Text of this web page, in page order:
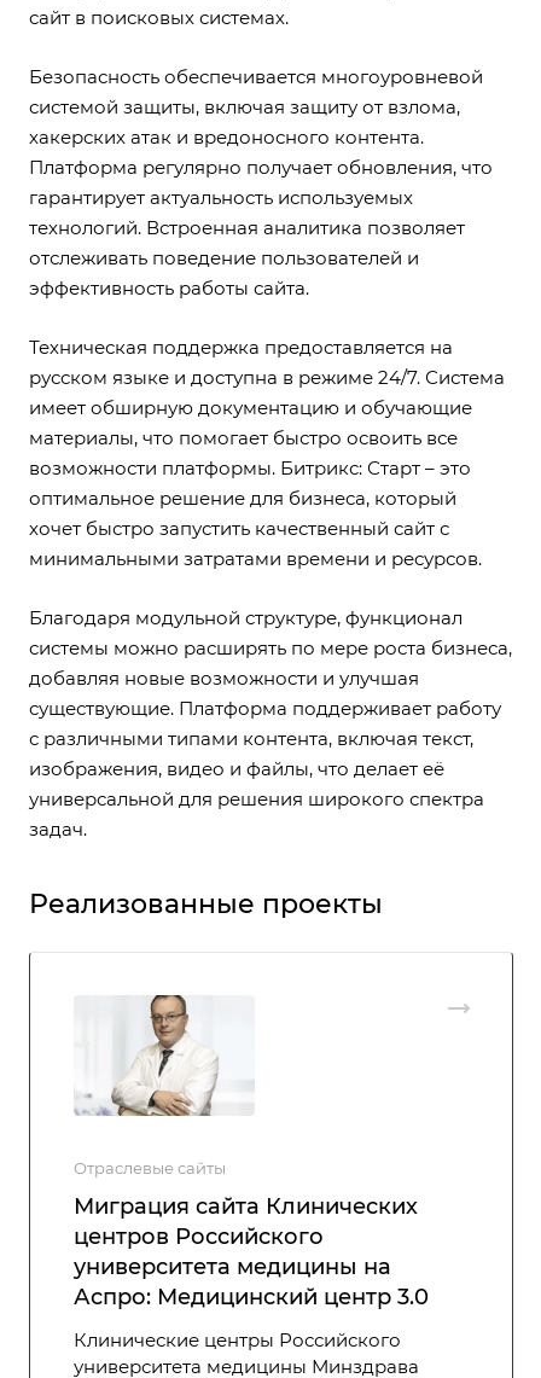
сайт в поисковых системах.
Безопасность обеспечивается многоуровневой
системой защиты, включая защиту от взлома,
хакерских атак и вредоносного контента.
Платформа регулярно получает обновления, что
гарантирует актуальность используемых
технологий. Встроенная аналитика позволяет
отслеживать поведение пользователей и
эффективность работы сайта.
Техническая поддержка предоставляется на
русском языке и доступна в режиме 24/7. Система
имеет обширную документацию и обучающие
материалы, что помогает быстро освоить все
возможности платформы. Битрикс: Старт – это
оптимальное решение для бизнеса, который
хочет быстро запустить качественный сайт с
минимальными затратами времени и ресурсов.
Благодаря модульной структуре, функционал
системы можно расширять по мере роста бизнеса,
добавляя новые возможности и улучшая
существующие. Платформа поддерживает работу
с различными типами контента, включая текст,
изображения, видео и файлы, что делает её
универсальной для решения широкого спектра
задач.
Реализованные проекты
Отраслевые сайты
Миграция сайта Клинических
центров Российского
университета медицины на
Аспро: Медицинский центр 3.0
Клинические центры Российского
университета медицины Минздрава